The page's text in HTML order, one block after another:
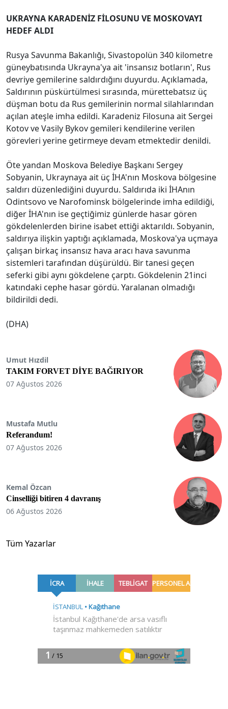
UKRAYNA KARADENİZ FİLOSUNU VE MOSKOVAYI
HEDEF ALDI
Rusya Savunma Bakanlığı, Sivastopolün 340 kilometre
güneybatısında Ukrayna'ya ait 'insansız botların', Rus
devriye gemilerine saldırdığını duyurdu. Açıklamada,
Saldırının püskürtülmesi sırasında, mürettebatsız üç
düşman botu da Rus gemilerinin normal silahlarından
açılan ateşle imha edildi. Karadeniz Filosuna ait Sergei
Kotov ve Vasily Bykov gemileri kendilerine verilen
görevleri yerine getirmeye devam etmektedir denildi.
Öte yandan Moskova Belediye Başkanı Sergey
Sobyanin, Ukraynaya ait üç İHA'nın Moskova bölgesine
saldırı düzenlediğini duyurdu. Saldırıda iki İHAnın
Odintsovo ve Narofominsk bölgelerinde imha edildiği,
diğer İHA'nın ise geçtiğimiz günlerde hasar gören
gökdelenlerden birine isabet ettiği aktarıldı. Sobyanin,
saldırıya ilişkin yaptığı açıklamada, Moskova'ya uçmaya
çalışan birkaç insansız hava aracı hava savunma
sistemleri tarafından düşürüldü. Bir tanesi geçen
seferki gibi aynı gökdelene çarptı. Gökdelenin 21inci
katındaki cephe hasar gördü. Yaralanan olmadığı
bildirildi dedi.
(DHA)
Umut Hızdil
TAKIM FORVET DİYE BAĞIRIYOR
07 Ağustos 2026
Mustafa Mutlu
Referandum!
07 Ağustos 2026
Kemal Özcan
Cinselliği bitiren 4 davranış
06 Ağustos 2026
Tüm Yazarlar